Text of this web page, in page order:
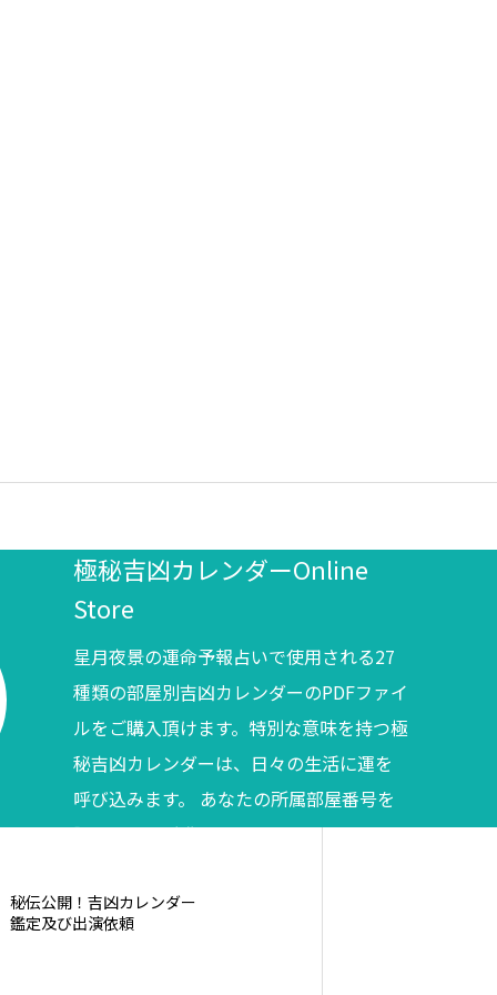
極秘吉凶カレンダーOnline
Store
星月夜景の運命予報占いで使用される27
種類の部屋別吉凶カレンダーのPDFファイ
ルをご購入頂けます。特別な意味を持つ極
秘吉凶カレンダーは、日々の生活に運を
呼び込みます。 あなたの所属部屋番号を
調べてからご購入ください。
秘伝公開！吉凶カレンダー
鑑定及び出演依頼